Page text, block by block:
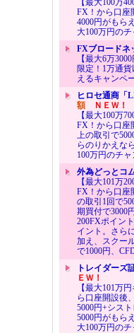
【最大100万
FX！から口座
4000円がもら
大100万円のチ
FXブロードネ
【最大6万
限定！1万通
えるキャンペ
ヒロセ通商「
額ＮＥＷ！
【最大100万
FX！から口座
上の取引で
らのりかえな
100万円のチャ
外為どっとコ
【最大101万
FX！から口座
の取引1回で
期買付で3000
200FXポイン
イント。さら
加え、スクー
で1000円、
トレイダーズ
ＥＷ！
【最大101万
ら口座開設後
5000円+シス
5000円がもら
大100万円のチ